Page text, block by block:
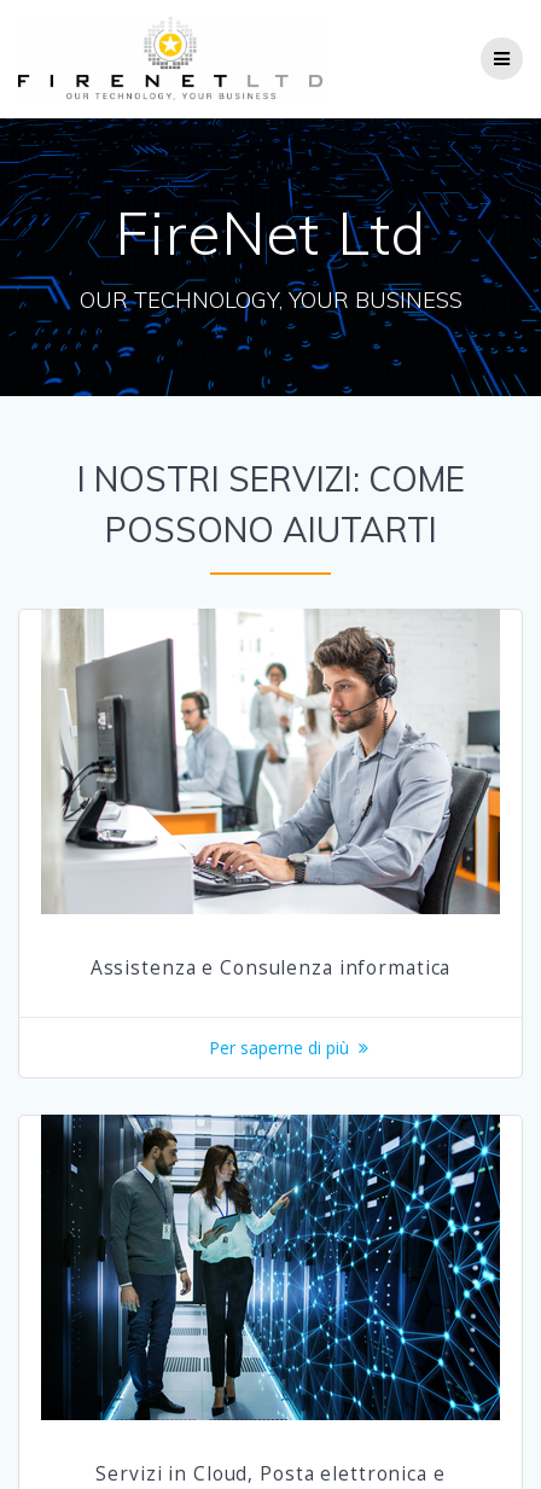
FireNet Ltd
OUR TECHNOLOGY, YOUR BUSINESS
I NOSTRI SERVIZI: COME
POSSONO AIUTARTI
Assistenza e Consulenza informatica
Per saperne di più
Servizi in Cloud, Posta elettronica e